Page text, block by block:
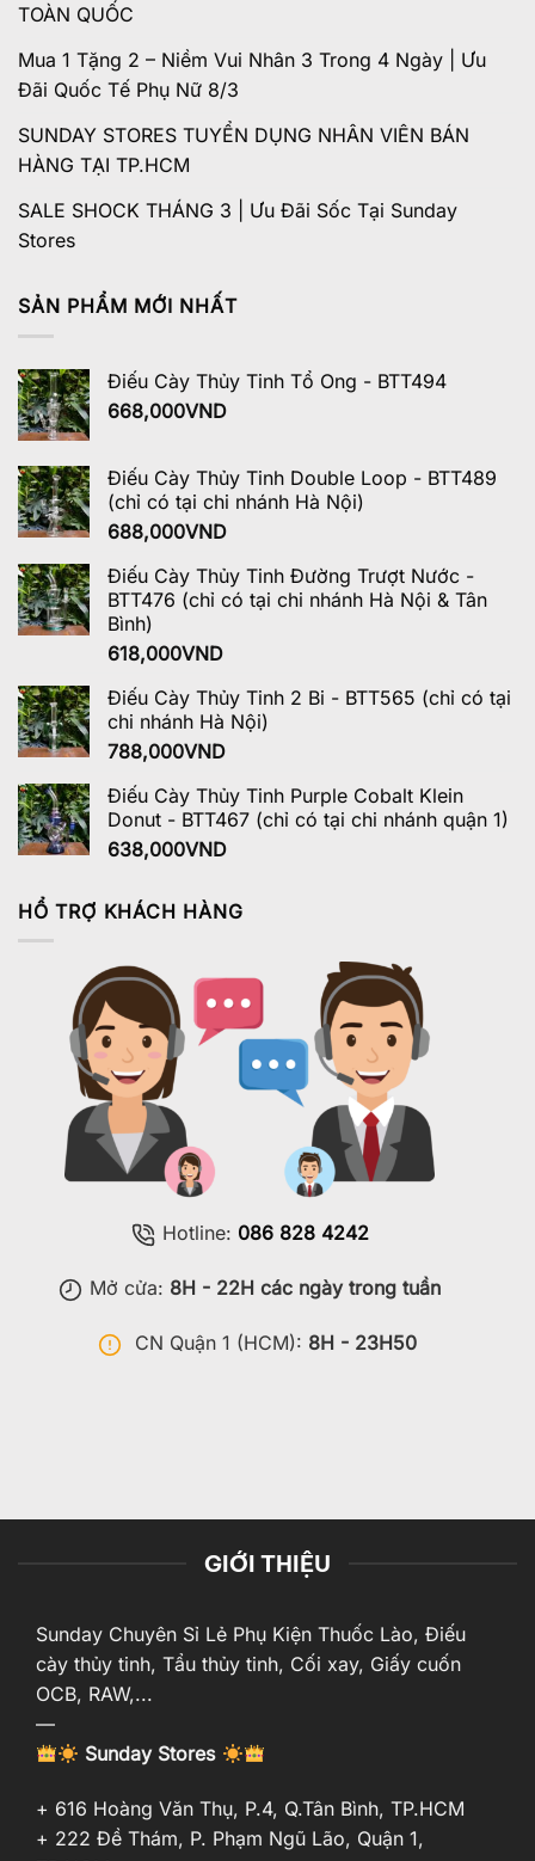
TOÀN QUỐC
Mua 1 Tặng 2 – Niềm Vui Nhân 3 Trong 4 Ngày | Ưu
Đãi Quốc Tế Phụ Nữ 8/3
SUNDAY STORES TUYỂN DỤNG NHÂN VIÊN BÁN
HÀNG TẠI TP.HCM
SALE SHOCK THÁNG 3 | Ưu Đãi Sốc Tại Sunday
Stores
SẢN PHẨM MỚI NHẤT
Điếu Cày Thủy Tinh Tổ Ong - BTT494
668,000VND
Điếu Cày Thủy Tinh Double Loop - BTT489
(chỉ có tại chi nhánh Hà Nội)
688,000VND
Điếu Cày Thủy Tinh Đường Trượt Nước -
BTT476 (chỉ có tại chi nhánh Hà Nội & Tân
Bình)
618,000VND
Điếu Cày Thủy Tinh 2 Bi - BTT565 (chỉ có tại
chi nhánh Hà Nội)
788,000VND
Điếu Cày Thủy Tinh Purple Cobalt Klein
Donut - BTT467 (chỉ có tại chi nhánh quận 1)
638,000VND
HỔ TRỢ KHÁCH HÀNG
Hotline: 086 828 4242
Mở cửa: 8H - 22H các ngày trong tuần
CN Quận 1 (HCM): 8H - 23H50
GIỚI THIỆU
Sunday Chuyên Sỉ Lẻ Phụ Kiện Thuốc Lào, Điếu
cày thủy tinh, Tẩu thủy tinh, Cối xay, Giấy cuốn
OCB, RAW,...
—
Sunday Stores
+ 616 Hoàng Văn Thụ, P.4, Q.Tân Bình, TP.HCM
+ 222 Đề Thám, P. Phạm Ngũ Lão, Quận 1,